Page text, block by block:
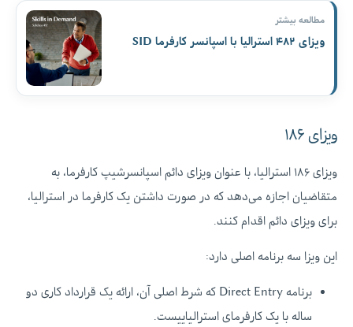
مطالعه بیشتر
ویزای ۴۸۲ استرالیا با اسپانسر کارفرما SID
ویزای ۱۸۶
ویزای ۱۸۶ استرالیا، با عنوان ویزای دائم اسپانسرشیپ کارفرما، به
متقاضیان اجازه می‌دهد که در صورت داشتن یک کارفرما در استرالیا،
برای ویزای دائم اقدام کنند.
این ویزا سه برنامه اصلی دارد:
برنامه Direct Entry که شرط اصلی آن، ارائه یک قرارداد کاری دو
ساله با یک کارفرمای استرالیاییست.